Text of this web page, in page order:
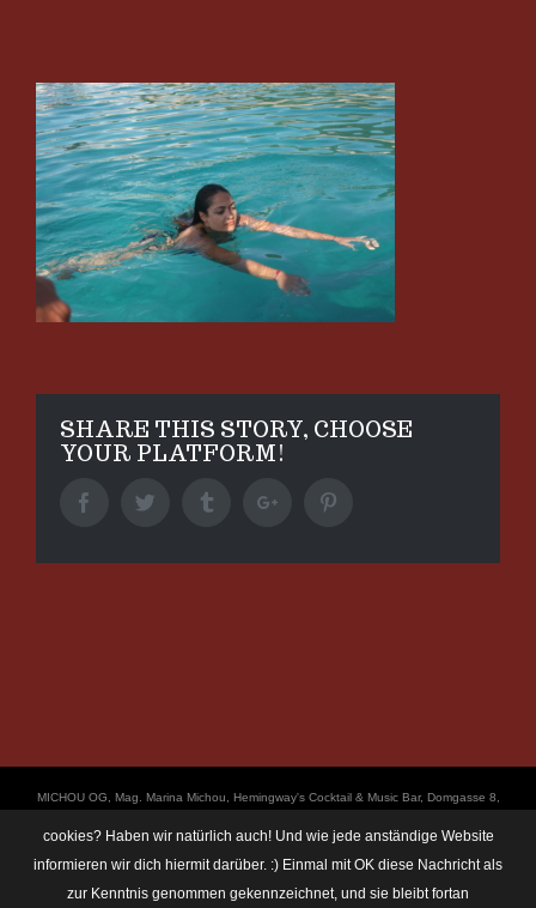
SHARE THIS STORY, CHOOSE
YOUR PLATFORM!
FacebookTwitter TumblrGoogle+
ΜICHOU OG, Mag. Marina Michou, Hemingway's Cocktail & Music Bar, Domgasse 8,
https://linz.bar/marinamichou/ Telefon: 0650 6101820, E-Mail: hemingway@linz.bar,
Öffnungszeiten: Di - Do: 17:30 - 01:00 Uhr, Fr + Sa: 17:30 - 03:00 Uhr. Im Rahmen
unserer Veranstaltungen machen wir immer wieder mal Fotos und Videos. Das
cookies? Haben wir natürlich auch! Und wie jede anständige Website
informieren wir dich hiermit darüber. :) Einmal mit OK diese Nachricht als
zur Kenntnis genommen gekennzeichnet, und sie bleibt fortan